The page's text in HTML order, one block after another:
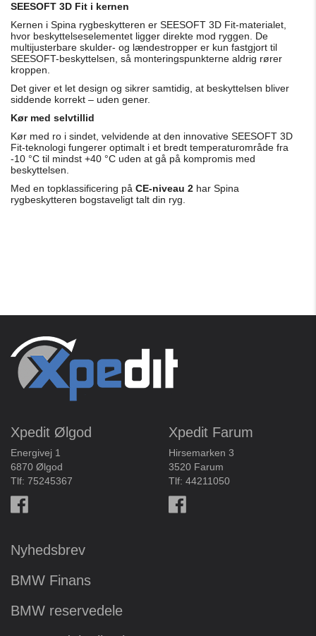
SEESOFT 3D Fit i kernen
Kernen i Spina rygbeskytteren er SEESOFT 3D Fit-materialet,
hvor beskyttelseselementet ligger direkte mod ryggen. De
multijusterbare skulder- og lændestropper er kun fastgjort til
SEESOFT-beskyttelsen, så monteringspunkterne aldrig rører
kroppen.
Det giver et let design og sikrer samtidig, at beskyttelsen bliver
siddende korrekt – uden gener.
Kør med selvtillid
Kør med ro i sindet, velvidende at den innovative SEESOFT 3D
Fit-teknologi fungerer optimalt i et bredt temperaturområde fra
-10 °C til mindst +40 °C uden at gå på kompromis med
beskyttelsen.
Med en topklassificering på CE-niveau 2 har Spina
rygbeskytteren bogstaveligt talt din ryg.
Xpedit Ølgod
Energivej 1
6870 Ølgod
Tlf: 75245367
Xpedit Farum
Hirsemarken 3
3520 Farum
Tlf: 44211050
Nyhedsbrev
BMW Finans
BMW reservedele